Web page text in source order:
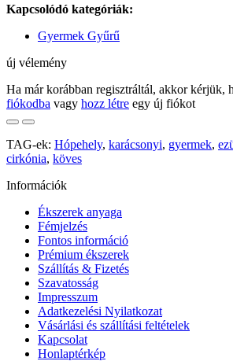
Kapcsolódó kategóriák:
Gyermek Gyűrű
új vélemény
Ha már korábban regisztráltál, akkor kérjük,
fiókodba vagy hozz létre egy új fiókot
TAG-ek: Hópehely, karácsonyi, gyermek,
cirkónia, köves
Információk
Ékszerek anyaga
Fémjelzés
Fontos információ
Prémium ékszerek
Szállítás & Fizetés
Szavatosság
Impresszum
Adatkezelési Nyilatkozat
Vásárlási és szállítási feltételek
Kapcsolat
Honlaptérkép